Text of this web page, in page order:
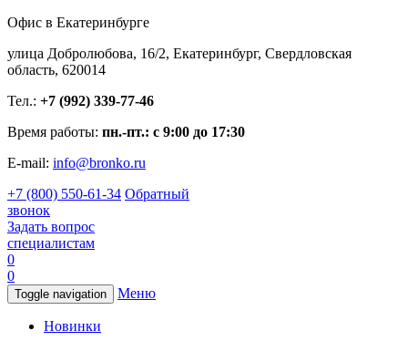
Офис в Екатеринбурге
улица Добролюбова, 16/2, Екатеринбург, Свердловская
область, 620014
Тел.: +7 (992) 339-77-46
Время работы: пн.-пт.: с 9:00 до 17:30
E-mail: info@bronko.ru
+7 (800) 550-61-34 Обратный
звонок
Задать вопрос
специалистам
0
0
Toggle navigation Меню
Новинки